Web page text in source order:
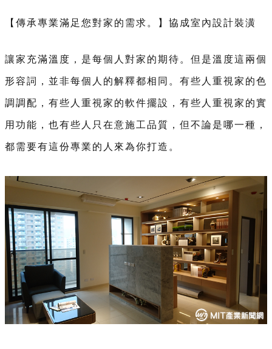
【傳承專業滿足您對家的需求。】協成室內設計裝潢
讓家充滿溫度，是每個人對家的期待。但是溫度這兩個
形容詞，並非每個人的解釋都相同。有些人重視家的色
調調配，有些人重視家的軟件擺設，有些人重視家的實
用功能，也有些人只在意施工品質，但不論是哪一種，
都需要有這份專業的人來為你打造。